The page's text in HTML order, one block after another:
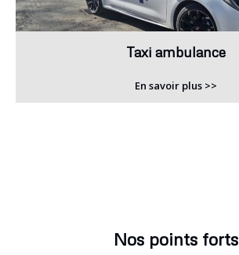
Taxi ambulance
En savoir plus >>
Nos points forts